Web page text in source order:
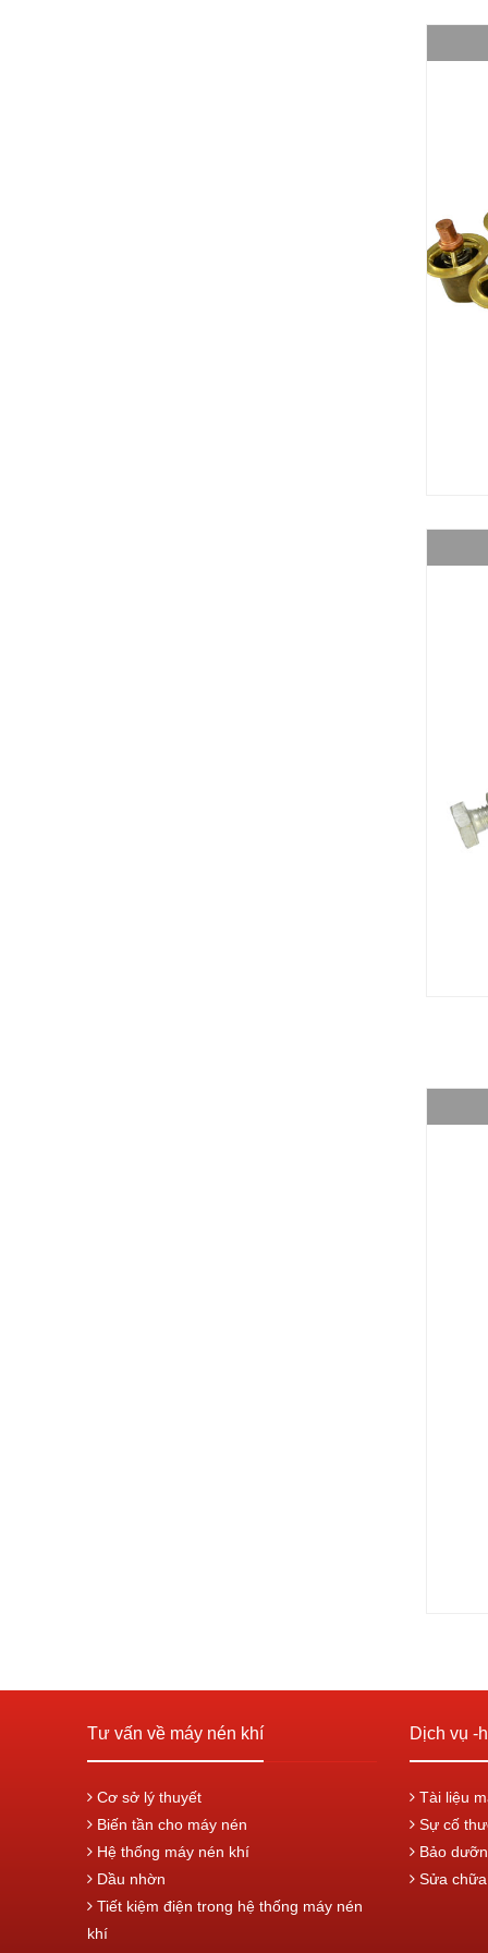
Tư vấn về máy nén khí
Cơ sở lý thuyết
Biến tần cho máy nén
Hệ thống máy nén khí
Dầu nhờn
Tiết kiệm điện trong hệ thống máy nén
khí
Dịch vụ -
Tài liệu
Sự cố
Bảo
Sửa